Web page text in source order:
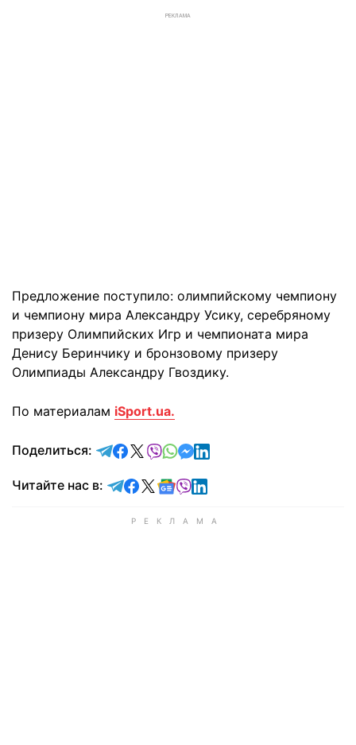
РЕКЛАМА
Предложение поступило: олимпийскому чемпиону
и чемпиону мира Александру Усику, серебряному
призеру Олимпийских Игр и чемпионата мира
Денису Беринчику и бронзовому призеру
Олимпиады Александру Гвоздику.
По материалам iSport.ua.
Поделиться: отправить в Telegram
поделиться в Facebook
поделиться в X
отправить в Viber
отправить в Whatsapp
отправить в Messenger
отправить в LinkedIn
Читайте нас в: Читайте в Telegram
Читайте в Facebook
Читайте в X
Читайте в Google news
Читайте в Viber
Читайте в LinkedIn